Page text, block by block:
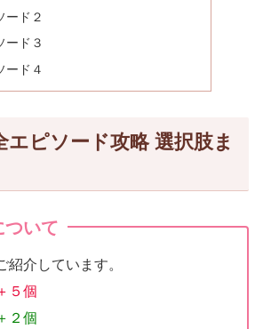
ード２
ード３
ード４
エピソード攻略 選択肢ま
いて
紹介しています。
５個
２個